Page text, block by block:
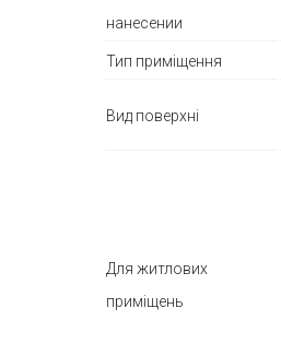
нанесении
Тип приміщення
Вид поверхні
Для житлових
приміщень